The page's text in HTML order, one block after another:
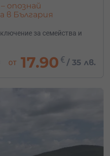
опознай
България
за семейства и
от 17.90 € /35 лв.